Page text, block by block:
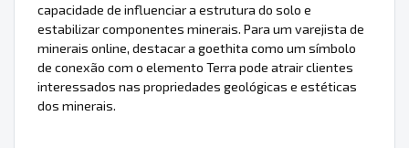
capacidade de influenciar a estrutura do solo e
estabilizar componentes minerais. Para um varejista de
minerais online, destacar a goethita como um símbolo
de conexão com o elemento Terra pode atrair clientes
interessados nas propriedades geológicas e estéticas
dos minerais.